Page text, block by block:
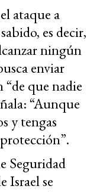
ataque a
es decir,
ningún
enviar
“de que nadie
“Aunque
y tengas
Seguridad
Israel se